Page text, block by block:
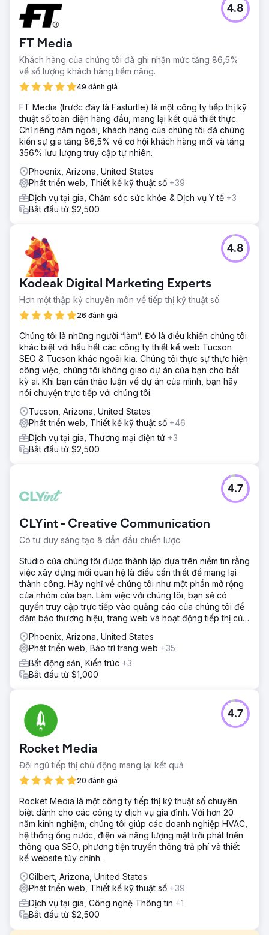
FT Media
Khách hàng của chúng tôi đã ghi nhận mức tăng 86,5%
về số lượng khách hàng tiềm năng.
49 đánh giá
4.8
FT Media (trước đây là Fasturtle) là một công ty tiếp thị kỹ
thuật số toàn diện hàng đầu, mang lại kết quả thiết thực.
Chỉ riêng năm ngoái, khách hàng của chúng tôi đã chứng
kiến sự gia tăng 86,5% về cơ hội khách hàng mới và tăng
356% lưu lượng truy cập tự nhiên.
Phoenix, Arizona, United States
Phát triển web, Thiết kế kỹ thuật số +39
Dịch vụ tại gia, Chăm sóc sức khỏe & Dịch vụ Y tế +3
Bắt đầu từ $2,500
Kodeak Digital Marketing Experts
Hơn một thập kỷ chuyên môn về tiếp thị kỹ thuật số.
26 đánh giá
4.8
Chúng tôi là những người “làm”. Đó là điều khiến chúng tôi
khác biệt với hầu hết các công ty thiết kế web Tucson
SEO & Tucson khác ngoài kia. Chúng tôi thực sự thực hiện
công việc, chúng tôi không giao dự án của bạn cho bất
kỳ ai. Khi bạn cần thảo luận về dự án của mình, bạn hãy
nói chuyện trực tiếp với chúng tôi.
Tucson, Arizona, United States
Phát triển web, Thiết kế kỹ thuật số +46
Dịch vụ tại gia, Thương mại điện tử +3
Bắt đầu từ $2,500
CLYint - Creative Communication
Có tư duy sáng tạo & dẫn đầu chiến lược
4.7
Studio của chúng tôi được thành lập dựa trên niềm tin rằng
việc xây dựng mối quan hệ là điều cần thiết để mang lại
thành công. Hãy nghĩ về chúng tôi như một phần mở rộng
của nhóm của bạn. Làm việc với chúng tôi, bạn sẽ có
quyền truy cập trực tiếp vào quảng cáo của chúng tôi để
đảm bảo thương hiệu, trang web và hoạt động tiếp thị của
Phoenix, Arizona, United States
Phát triển web, Bảo trì trang web +35
Bất động sản, Kiến trúc +3
Bắt đầu từ $1,000
Rocket Media
Đội ngũ tiếp thị chủ động mang lại kết quả
20 đánh giá
4.7
Rocket Media là một công ty tiếp thị kỹ thuật số chuyên
biệt dành cho các công ty dịch vụ gia đình. Với hơn 20
năm kinh nghiệm, chúng tôi giúp các doanh nghiệp HVAC,
hệ thống ống nước, điện và năng lượng mặt trời phát triển
thông qua SEO, phương tiện truyền thông trả phí và thiết
kế website tùy chỉnh.
Gilbert, Arizona, United States
Phát triển web, Thiết kế kỹ thuật số +39
Dịch vụ tại gia, Công nghệ Thông tin +1
Bắt đầu từ $2,500